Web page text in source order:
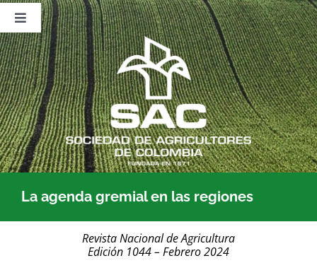
Saltar
contenido
Toggle
Navigation
Nosotros
Publicaciones
Sala de Prensa
Eventos
La agenda gremial en las regiones
Revista Nacional de Agricultura
Edición 1044 – Febrero 2024